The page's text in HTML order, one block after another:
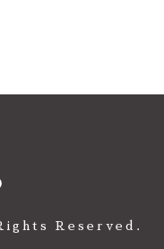
Reserved.